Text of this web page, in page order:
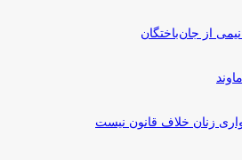
از جان‌باختگان
زنان خلاف قانون نیست